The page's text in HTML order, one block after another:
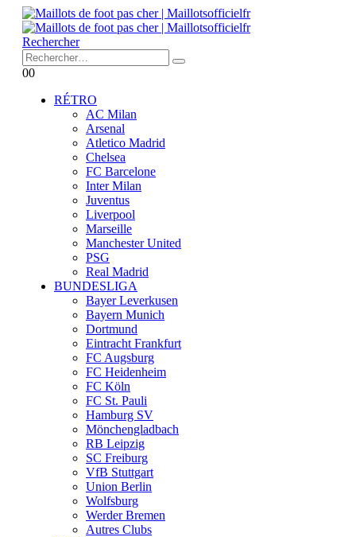
Rechercher
00
RÉTRO
AC Milan
Arsenal
Atletico Madrid
Chelsea
FC Barcelone
Inter Milan
Juventus
Liverpool
Marseille
Manchester United
PSG
Real Madrid
BUNDESLIGA
Bayer Leverkusen
Bayern Munich
Dortmund
Eintracht Frankfurt
FC Augsburg
FC Heidenheim
FC Köln
FC St. Pauli
Hamburg SV
Mönchengladbach
RB Leipzig
SC Freiburg
VfB Stuttgart
Union Berlin
Wolfsburg
Werder Bremen
Autres Clubs